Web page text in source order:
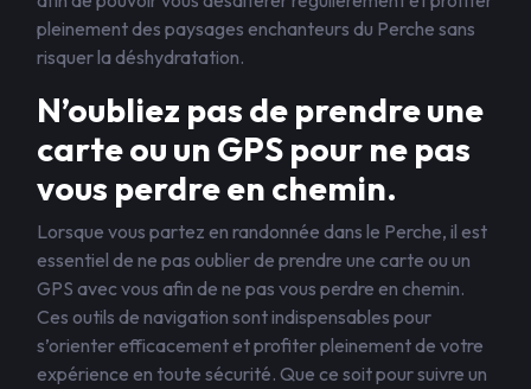
pleinement des paysages enchanteurs du Perche sans
risquer la déshydratation.
N’oubliez pas de prendre une
carte ou un GPS pour ne pas
vous perdre en chemin.
Lorsque vous partez en randonnée dans le Perche, il est
essentiel de ne pas oublier de prendre une carte ou un
GPS avec vous afin de ne pas vous perdre en chemin.
Ces outils de navigation sont indispensables pour
s’orienter efficacement et profiter pleinement de votre
expérience en toute sécurité. Que ce soit pour suivre un